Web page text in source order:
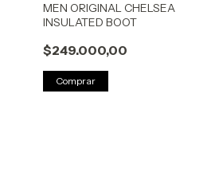
MEN ORIGINAL CHELSEA
INSULATED BOOT
$249.000,00
Comprar